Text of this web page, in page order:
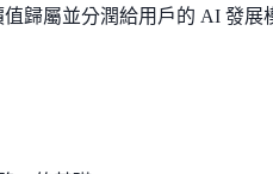
歸屬並分潤給用戶的 AI 發展